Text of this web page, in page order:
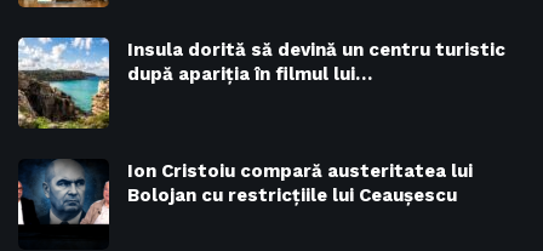
Insula dorită să devină un centru turistic
după apariția în filmul lui…
Ion Cristoiu compară austeritatea lui
Bolojan cu restricțiile lui Ceaușescu